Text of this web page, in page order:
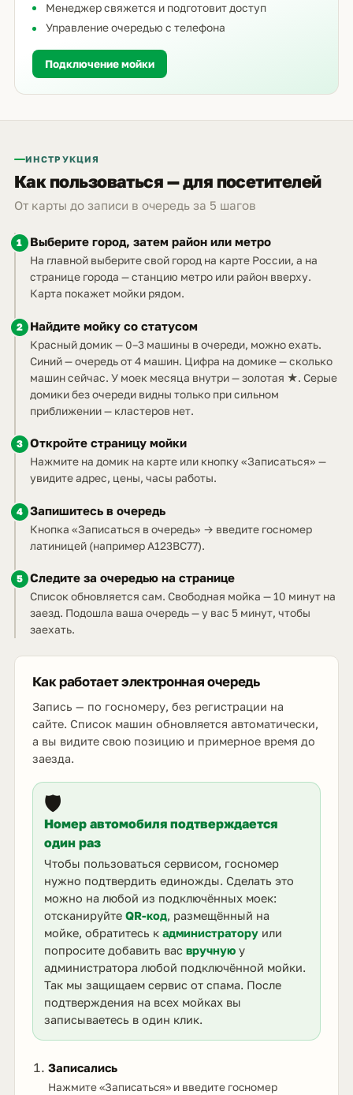
Менеджер свяжется и подготовит доступ
Управление очередью с телефона
Подключение мойки
ИНСТРУКЦИЯ
Как пользоваться — для посетителей
От карты до записи в очередь за 5 шагов
1 Выберите город, затем район или метро
На главной выберите свой город на карте России, а на
странице города — станцию метро или район вверху.
Карта покажет мойки рядом.
2 Найдите мойку со статусом
Красный домик — 0–3 машины в очереди, можно ехать.
Синий — очередь от 4 машин. Цифра на домике — сколько
машин сейчас. У моек месяца внутри — золотая ★. Серые
домики без очереди видны только при сильном
приближении — кластеров нет.
3 Откройте страницу мойки
Нажмите на домик на карте или кнопку «Записаться» —
увидите адрес, цены, часы работы.
4 Запишитесь в очередь
Кнопка «Записаться в очередь» → введите госномер
латиницей (например A123BC77).
5 Следите за очередью на странице
Список обновляется сам. Свободная мойка — 10 минут на
заезд. Подошла ваша очередь — у вас 5 минут, чтобы
заехать.
Как работает электронная очередь
Запись — по госномеру, без регистрации на
сайте. Список машин обновляется автоматически,
а вы видите свою позицию и примерное время до
заезда.
🛡️
Номер автомобиля подтверждается
один раз
Чтобы пользоваться сервисом, госномер
нужно подтвердить единожды. Сделать это
можно на любой из подключённых моек:
отсканируйте QR-код, размещённый на
мойке, обратитесь к администраторуили
попросите добавить вас вручнуюу
администратора любой подключённой мойки.
Так мы защищаем сервис от спама. После
подтверждения на всех мойках вы
записываетесь в один клик.
Записались
Нажмите «Записаться» и введите госномер